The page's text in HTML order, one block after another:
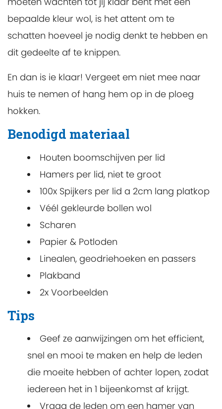
bepaalde kleur wol, is het attent om te
schatten hoeveel je nodig denkt te hebben en
dit gedeelte af te knippen.
En dan is ie klaar! Vergeet em niet mee naar
huis te nemen of hang hem op in de ploeg
hokken.
Benodigd materiaal
Houten boomschijven per lid
Hamers per lid, niet te groot
100x Spijkers per lid a 2cm lang platkop
Véél gekleurde bollen wol
Scharen
Papier & Potloden
Linealen, geodriehoeken en passers
Plakband
2x Voorbeelden
Tips
Geef ze aanwijzingen om het efficient,
snel en mooi te maken en help de leden
die moeite hebben of achter lopen, zodat
iedereen het in 1 bijeenkomst af krijgt.
Vraag de leden om een hamer van